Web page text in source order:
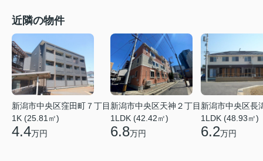
近隣の物件
新潟市中央区窪田町７丁目
1K (25.81㎡)
4.4万円
新潟市中央区天神２丁目
1LDK (42.42㎡)
6.8万円
新潟市中央区長
1LDK (48.93㎡)
6.2万円